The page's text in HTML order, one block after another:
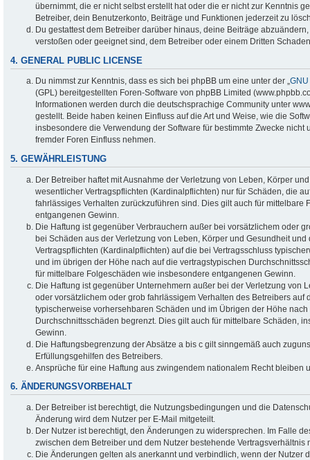
übernimmt, die er nicht selbst erstellt hat oder die er nicht zur Kenntnis
Betreiber, dein Benutzerkonto, Beiträge und Funktionen jederzeit zu
Du gestattest dem Betreiber darüber hinaus, deine Beiträge
verstoßen oder geeignet sind, dem Betreiber oder einem Dritten
4. GENERAL PUBLIC LICENSE
Du nimmst zur Kenntnis, dass es sich bei phpBB um eine unter der „
(GPL) bereitgestellten Foren-Software von phpBB Limited
Informationen werden durch die deutschsprachige Community unter
gestellt. Beide haben keinen Einfluss auf die Art und Weise, wie die
insbesondere die Verwendung der Software für bestimmte Zwecke nicht
fremder Foren Einfluss nehmen.
5. GEWÄHRLEISTUNG
Der Betreiber haftet mit Ausnahme der Verletzung von Leben, Körper
wesentlicher Vertragspflichten (Kardinalpflichten) nur für Schäden, die
fahrlässiges Verhalten zurückzuführen sind. Dies gilt auch für mittelbare
entgangenen Gewinn.
Die Haftung ist gegenüber Verbrauchern außer bei vorsätzlichem oder
bei Schäden aus der Verletzung von Leben, Körper und Gesundheit
Vertragspflichten (Kardinalpflichten) auf die bei Vertragsschluss
und im übrigen der Höhe nach auf die vertragstypischen
für mittelbare Folgeschäden wie insbesondere entgangenen Gewinn.
Die Haftung ist gegenüber Unternehmern außer bei der Verletzung von
oder vorsätzlichem oder grob fahrlässigem Verhalten des Betreibers auf
typischerweise vorhersehbaren Schäden und im Übrigen der Höhe
Durchschnittsschäden begrenzt. Dies gilt auch für mittelbare Schäden,
Gewinn.
Die Haftungsbegrenzung der Absätze a bis c gilt sinngemäß auch
Erfüllungsgehilfen des Betreibers.
Ansprüche für eine Haftung aus zwingendem nationalem Recht bleiben
6. ÄNDERUNGSVORBEHALT
Der Betreiber ist berechtigt, die Nutzungsbedingungen und die
Änderung wird dem Nutzer per E-Mail mitgeteilt.
Der Nutzer ist berechtigt, den Änderungen zu widersprechen. Im Falle
zwischen dem Betreiber und dem Nutzer bestehende Vertragsverhältnis
Die Änderungen gelten als anerkannt und verbindlich, wenn der Nutzer